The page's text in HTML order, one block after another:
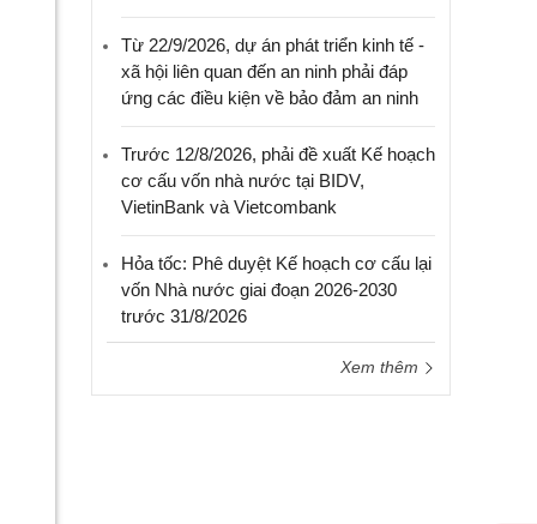
Từ 22/9/2026, dự án phát triển kinh tế -
xã hội liên quan đến an ninh phải đáp
ứng các điều kiện về bảo đảm an ninh
Trước 12/8/2026, phải đề xuất Kế hoạch
cơ cấu vốn nhà nước tại BIDV,
VietinBank và Vietcombank
Hỏa tốc: Phê duyệt Kế hoạch cơ cấu lại
vốn Nhà nước giai đoạn 2026-2030
trước 31/8/2026
Xem thêm